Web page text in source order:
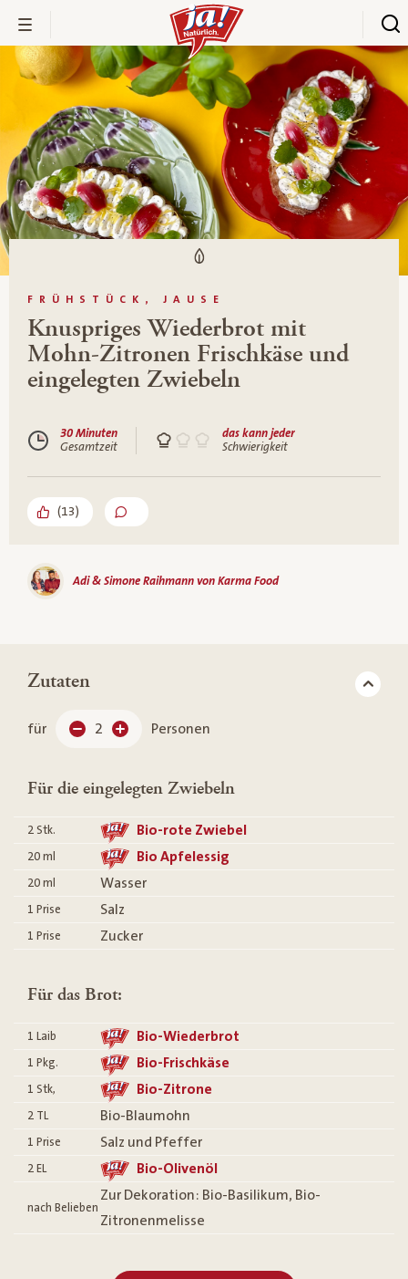
FRÜHSTÜCK, JAUSE
Knuspriges Wiederbrot mit
Mohn-Zitronen Frischkäse und
eingelegten Zwiebeln
30 Minuten
Gesamtzeit
das kann jeder
Schwierigkeit
(13)
Adi & Simone Raihmann von Karma Food
Zutaten
für 2 Personen
Für die eingelegten Zwiebeln
2 Stk. Bio-rote Zwiebel
20 ml Bio Apfelessig
20 ml Wasser
1 Prise Salz
1 Prise Zucker
Für das Brot:
1 Laib Bio-Wiederbrot
1 Pkg. Bio-Frischkäse
1 Stk, Bio-Zitrone
2 TL Bio-Blaumohn
1 Prise Salz und Pfeffer
2 EL Bio-Olivenöl
nach Belieben
Zur Dekoration: Bio-Basilikum, Bio-
Zitronenmelisse